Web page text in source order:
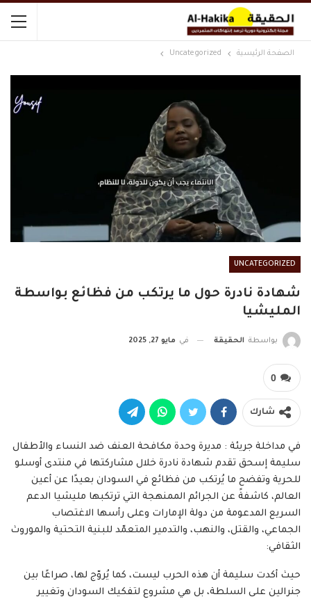
الصفحة الرئيسية Uncategorized
UNCATEGORIZED
شهادة نادرة حول ما يرتكب من فظائع بواسطة
المليشيا
بواسطة الحقيقة في مايو 27, 2025
0
شارك
في مداخلة جريئة : مديرة وحدة مكافحة العنف ضد النساء والأطفال
سليمة إسحق تقدم شهادة نادرة خلال مشاركتها في منتدى أوسلو
للحرية وتفضح ما يُرتكب من فظائع في السودان بعيدًا عن أعين
العالم، كاشفةً عن الجرائم الممنهجة التي ترتكبها مليشيا الدعم
السريع المدعومة من دولة الإمارات وعلى رأسها الاغتصاب
الجماعي، والقتل، والنهب، والتدمير المتعمّد للبنية التحتية والموروث
الثقافي:
حيث أكدت سليمة أن هذه الحرب ليست، كما يُروّج لها، صراعًا بين
جنرالين على السلطة، بل هي مشروع لتفكيك السودان وتغيير